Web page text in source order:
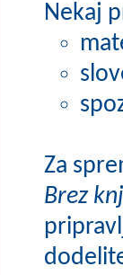
Nekaj
Za
Brez